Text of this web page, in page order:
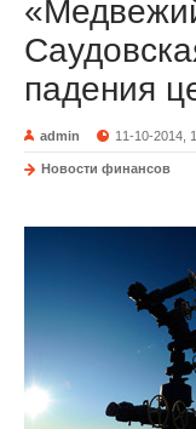
падения
admin 11-10-2014,
Новости финансов